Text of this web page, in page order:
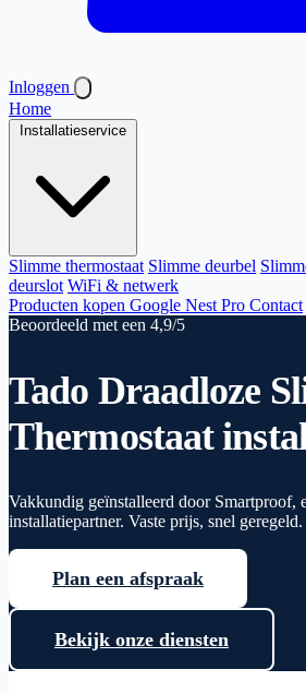
Inloggen
Home
Installatieservice
Slimme thermostaat Slimme deurbel
deurslot WiFi & netwerk
Producten kopen Google Nest Pro Contact
Beoordeeld met een 4,9/5
Tado Draadloze
Thermostaat
Vakkundig geïnstalleerd door Smartproof,
installatiepartner. Vaste prijs, snel geregeld.
Plan een afspraak
Bekijk onze diensten